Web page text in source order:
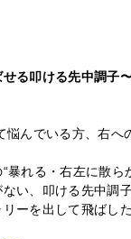
る叩ける先中調子
悩んでいる方、右へ
暴れる・右左に散
い、叩ける先中調
ーを出して飛ばし